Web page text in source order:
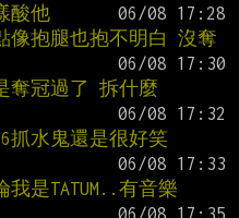
酸他
像抱腿也抱不明白 沒奪
奪冠過了 拆什麼
抓水鬼還是很好笑
是TATUM..有音樂